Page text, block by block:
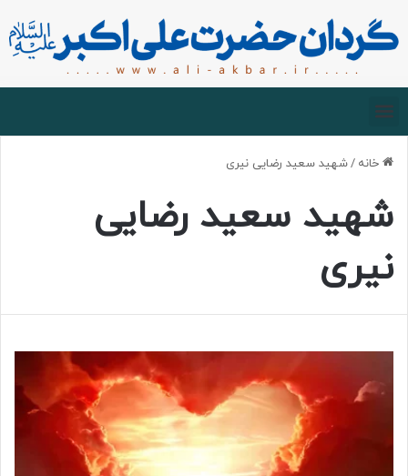
خانه /شهید سعید رضایی نیری
شهید سعید رضایی
نیری